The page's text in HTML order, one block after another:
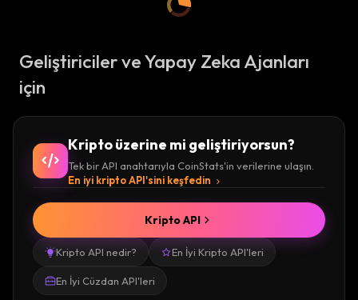
Geliştiriciler ve Yapay Zeka Ajanları
için
Kripto üzerine mi geliştiriyorsun?
Tek bir API anahtarıyla CoinStats'in verilerine ulaşın.
En iyi kripto API'sini keşfedin
Kripto API nedir? En İyi Kripto API'leri
En İyi Cüzdan API'leri
Kripto API